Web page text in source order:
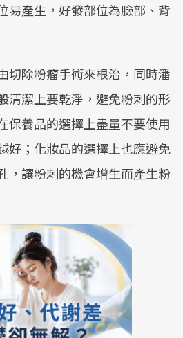
易產生，好發部位為臉部、背
切除粉瘤手術來根治，同時潘
清潔上要乾淨，避免粉刺的形
保養品的選擇上盡量不要使用
好；化妝品的選擇上也應避免
，讓粉刺的機會增生而產生粉